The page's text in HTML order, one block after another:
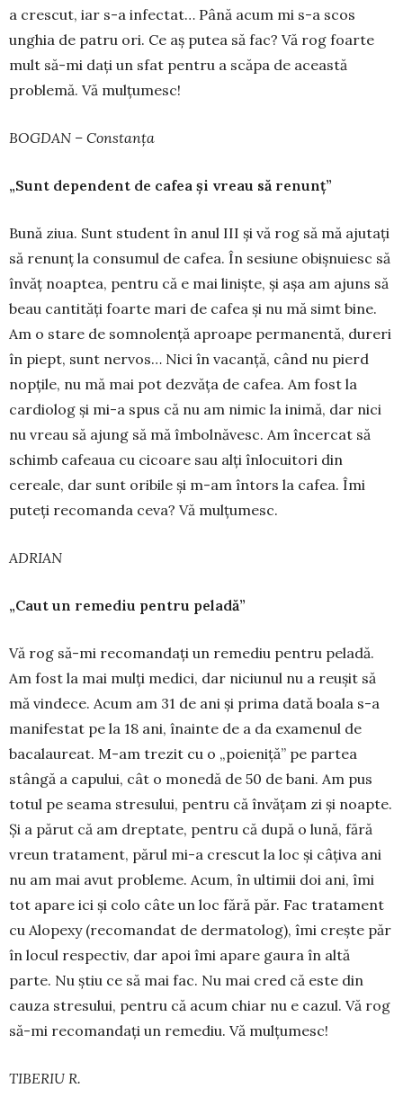
a crescut, iar s-a infectat… Până acum mi s-a scos
unghia de patru ori. Ce aș putea să fac? Vă rog foarte
mult să-mi dați un sfat pentru a scăpa de această
problemă. Vă mulțumesc!
BOGDAN – Constanța
„Sunt dependent de cafea și vreau să renunț”
Bună ziua. Sunt student în anul III și vă rog să mă ajutați
să renunț la consumul de cafea. În sesiune obișnuiesc să
învăț noaptea, pentru că e mai liniște, și așa am ajuns să
beau cantități foarte mari de cafea și nu mă simt bine.
Am o stare de somnolență aproape permanentă, dureri
în piept, sunt nervos… Nici în vacanță, când nu pierd
nopțile, nu mă mai pot dezvăța de cafea. Am fost la
cardiolog și mi-a spus că nu am nimic la ini­mă, dar nici
nu vreau să ajung să mă îmbol­năvesc. Am încercat să
schimb cafeaua cu cicoa­re sau alți înlocuitori din
cereale, dar sunt oribile și m-am întors la cafea. Îmi
puteți recomanda ceva? Vă mulțumesc.
ADRIAN
„Caut un remediu pentru peladă”
Vă rog să-mi recomandați un remediu pentru pe­la­dă.
Am fost la mai mulți medici, dar niciunul nu a reușit să
mă vindece. Acum am 31 de ani și prima dată boala s-a
manifestat pe la 18 ani, înainte de a da examenul de
bacalaureat. M-am trezit cu o „poieniță” pe partea
stângă a capului, cât o monedă de 50 de bani. Am pus
totul pe seama stresului, pentru că învățam zi și noapte.
Și a părut că am dreptate, pentru că după o lună, fără
vreun tratament, părul mi-a crescut la loc și câțiva ani
nu am mai avut probleme. Acum, în ultimii doi ani, îmi
tot apare ici și colo câte un loc fără păr. Fac tratament
cu Alopexy (reco­mandat de dermatolog), îmi crește păr
în locul respectiv, dar apoi îmi apare gaura în altă
parte. Nu știu ce să mai fac. Nu mai cred că este din
cauza stre­sului, pentru că acum chiar nu e cazul. Vă rog
să-mi recomandați un remediu. Vă mul­țu­mesc!
TIBERIU R.